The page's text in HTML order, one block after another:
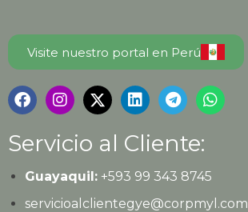
Visite nuestro portal en Perú
Servicio al Cliente:
Guayaquil:+593 99 343 8745
servicioalclientegye@corpmyl.com